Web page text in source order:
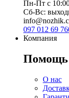
Пн-Пт с
Сб-Вс:
097 012 69 76
Компания
Помощь
О нас